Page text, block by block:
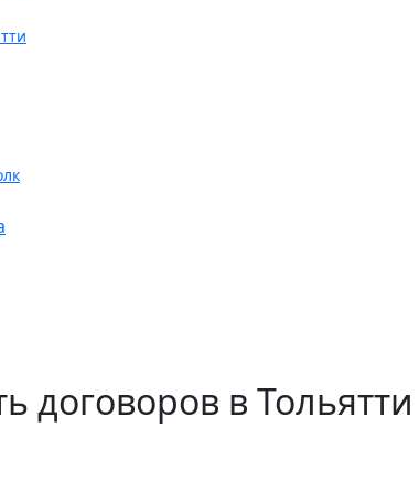
договоров в Тольятти